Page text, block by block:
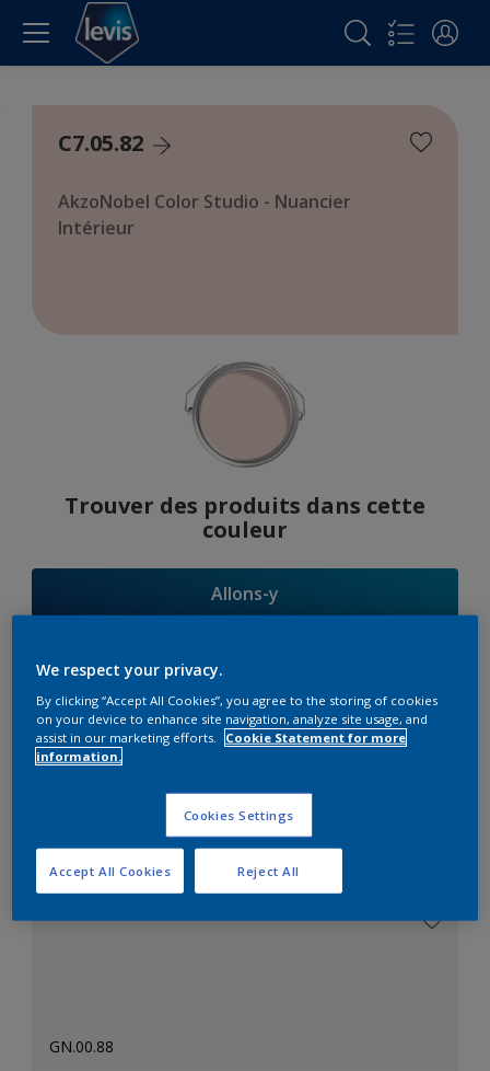
C7.05.82
AkzoNobel Color Studio - Nuancier
Intérieur
Trouver des produits dans cette
couleur
Allons-y
Suggestions
d'Harmonies
Le Blanc Parfait
GN.00.88
We respect your privacy.
By clicking “Accept All Cookies”, you agree to the storing of cookies
on your device to enhance site navigation, analyze site usage, and
assist in our marketing efforts.
Cookie Statement for more
information.
Cookies Settings
Reject All
Accept All Cookies